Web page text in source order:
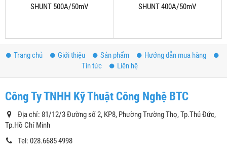
SHUNT 500A/50mV
SHUNT 400A/50mV
Trang chủ Giới thiệu Sản phẩm
Hướng dẫn mua hàng
Tin tức
Liên hệ
Công Ty TNHH Kỹ Thuật Công Nghệ BTC
Địa chỉ: 81/12/3 Đường số 2, KP8, Phường Trường Thọ, Tp.Thủ Đức,
Tp.Hồ Chí Minh
Tel: 028.6685 4998